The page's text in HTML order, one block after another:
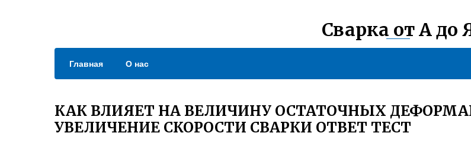
Сварка от А до
Главная О нас
КАК ВЛИЯЕТ НА ВЕЛИЧИНУ ОСТАТОЧНЫХ
УВЕЛИЧЕНИЕ СКОРОСТИ СВАРКИ ОТВЕТ ТЕСТ